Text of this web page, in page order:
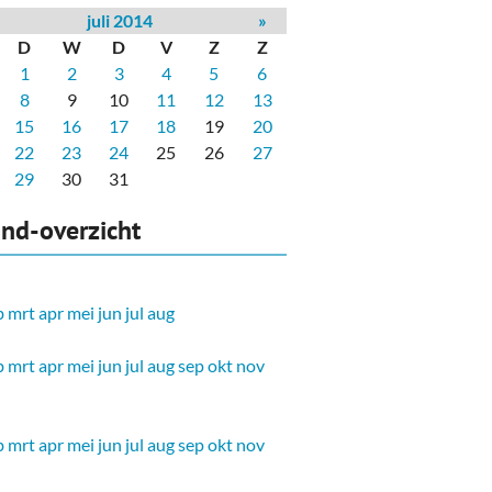
juli 2014
»
D W D V Z
Z
1
2 3 4 5
6
8 9 10 11 12
13
15 16 17 18 19
20
22 23 24 25 26
27
29 30 31
overzicht
mrtapr mei jun jul aug
mrtapr mei jun jul augsepokt nov
mrtapr mei jun jul augsepokt nov